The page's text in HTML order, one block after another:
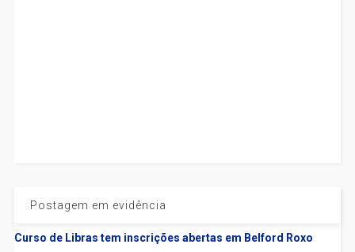
Postagem em evidência
Curso de Libras tem inscrições abertas em Belford Roxo